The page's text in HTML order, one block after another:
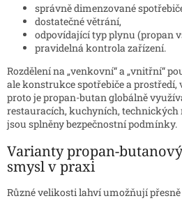
správně dimenzované
dostatečné větrání,
odpovídající typ plynu (propan
pravidelná kontrola zařízení.
Rozdělení na „venkovní“ a „vnitřní“
ale konstrukce spotřebiče a prostředí,
proto je propan-butan globálně
restauracích, kuchyních,
jsou splněny bezpečnostní podmínky.
Varianty propan-
smysl v praxi
Různé velikosti lahví umožňují